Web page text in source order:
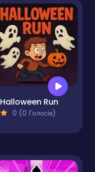
Halloween Run
0 (0 Голосів)